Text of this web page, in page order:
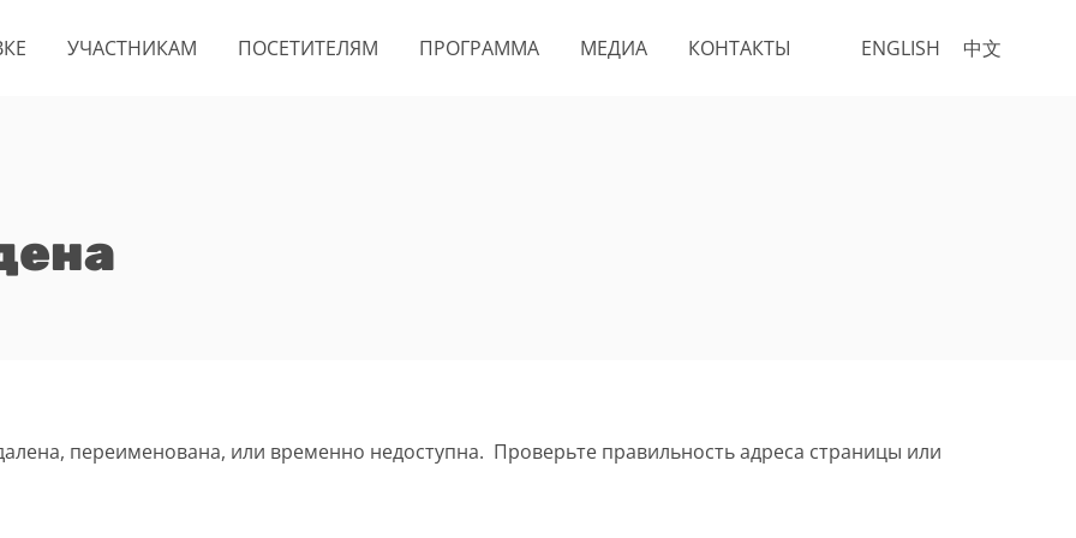
ENGLISH 中文
УЧАСТНИКАМ ПОСЕТИТЕЛЯМ ПРОГРАММА МЕДИА КОНТАКТЫ
переименована, или временно недоступна. Проверьте правильность адреса страницы или